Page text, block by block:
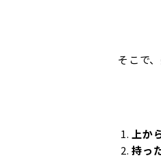
そこで
上か
持っ